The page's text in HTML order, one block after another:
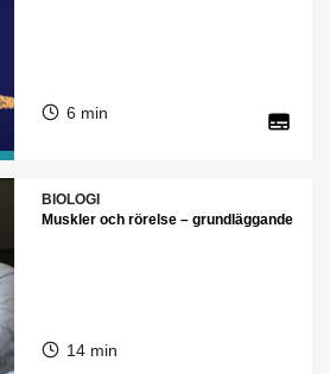
6 min
BIOLOGI
Muskler och rörelse – grundläggande
14 min